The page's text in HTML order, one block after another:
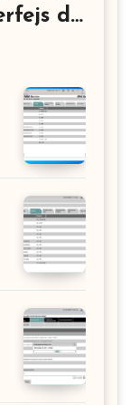
do
opinia